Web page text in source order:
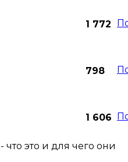
1 772
798
1 606